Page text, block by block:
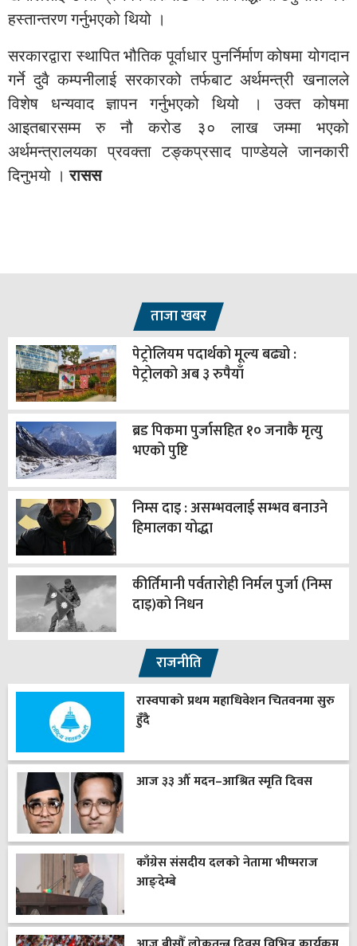
हस्तान्तरण गर्नुभएको थियो ।
सरकारद्वारा स्थापित भौतिक पूर्वाधार पुनर्निर्माण कोषमा योगदान
गर्ने दुवै कम्पनीलाई सरकारको तर्फबाट अर्थमन्त्री खनालले
विशेष धन्यवाद ज्ञापन गर्नुभएको थियो । उक्त कोषमा
आइतबारसम्म रु नौ करोड ३० लाख जम्मा भएको
अर्थमन्त्रालयका प्रवक्ता टङ्कप्रसाद पाण्डेयले जानकारी
दिनुभयो ।रासस
ताजा खबर
पेट्रोलियम पदार्थको मूल्य बढ्यो :
पेट्रोलको अब ३ रुपैयाँ
ब्रड पिकमा पुर्जासहित १० जनाकै मृत्यु
भएको पुष्टि
निम्स दाइ : असम्भवलाई सम्भव बनाउने
हिमालका योद्धा
कीर्तिमानी पर्वतारोही निर्मल पुर्जा (निम्स
दाइ)को निधन
राजनीति
रास्वपाको प्रथम महाधिवेशन चितवनमा सुरु
हुँदै
आज ३३ औँ मदन–आश्रित स्मृति दिवस
काँग्रेस संसदीय दलको नेतामा भीष्मराज
आङ्देम्बे